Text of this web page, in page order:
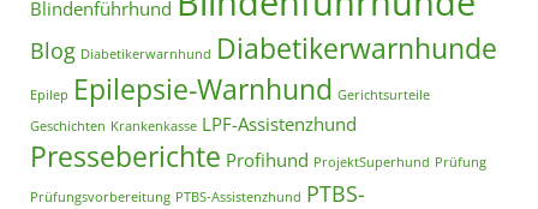
Blindenführhund
Blog Diabetikerwarnhund Diabetikerwarnhunde
Epilep Epilepsie-Warnhund Gerichtsurteile
Geschichten Krankenkasse LPF-Assistenzhund
Presseberichte Profihund ProjektSuperhund Prüfung
Prüfungsvorbereitung PTBS-Assistenzhund PTBS-